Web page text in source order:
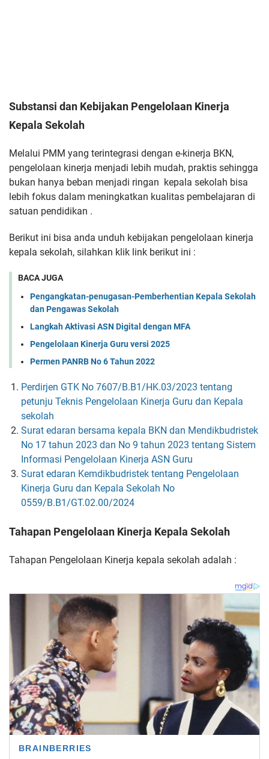
Substansi dan Kebijakan Pengelolaan Kinerja
Kepala Sekolah
Melalui PMM yang terintegrasi dengan e-kinerja BKN,
pengelolaan kinerja menjadi lebih mudah, praktis sehingga
bukan hanya beban menjadi ringan kepala sekolah bisa
lebih fokus dalam meningkatkan kualitas pembelajaran di
satuan pendidikan .
Berikut ini bisa anda unduh kebijakan pengelolaan kinerja
kepala sekolah, silahkan klik link berikut ini :
BACA JUGA
Pengangkatan-penugasan-Pemberhentian Kepala Sekolah
dan Pengawas Sekolah
Langkah Aktivasi ASN Digital dengan MFA
Pengelolaan Kinerja Guru versi 2025
Permen PANRB No 6 Tahun 2022
Perdirjen GTK No 7607/B.B1/HK.03/2023 tentang
petunju Teknis Pengelolaan Kinerja Guru dan Kepala
sekolah
Surat edaran bersama kepala BKN dan Mendikbudristek
No 17 tahun 2023 dan No 9 tahun 2023 tentang Sistem
Informasi Pengelolaan Kinerja ASN Guru
Surat edaran Kemdikbudristek tentang Pengelolaan
Kinerja Guru dan Kepala Sekolah No
0559/B.B1/GT.02.00/2024
Tahapan Pengelolaan Kinerja Kepala Sekolah
Tahapan Pengelolaan Kinerja kepala sekolah adalah :